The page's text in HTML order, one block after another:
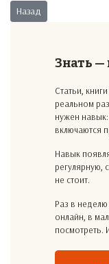
Предыдущий: Играть
Назад
Знать —
Статьи,
реальном
нужен
включаются
Навык
регулярную,
не стоит.
Раз в
онлайн, в
посмотреть.